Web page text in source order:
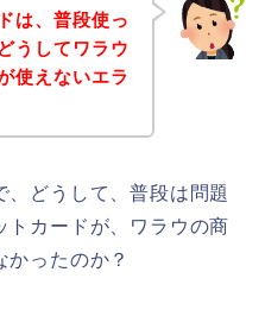
は、普段使っ
うしてワラウ
使えないエラ
、どうして、普段は問題
トカードが、ワラウの商
ったのか？